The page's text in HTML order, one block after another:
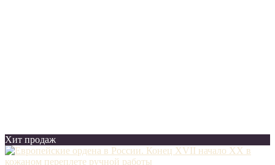
Хит продаж